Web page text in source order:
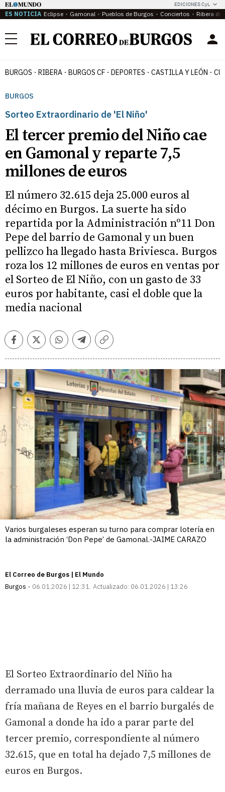
EDICIONES CyL
ES NOTICIA Eclipse Gamonal Pueblos de Burgos Conciertos Ribera del
Menú
BURGOS RIBERA BURGOS CF DEPORTES CASTILLA Y LEÓN
BURGOS
Sorteo Extraordinario de 'El Niño'
El tercer premio del Niño cae
en Gamonal y reparte 7,5
millones de euros
El número 32.615 deja 25.000 euros al
décimo en Burgos. La suerte ha sido
repartida por la Administración nº11 Don
Pepe del barrio de Gamonal y un buen
pellizco ha llegado hasta Briviesca. Burgos
roza los 12 millones de euros en ventas por
el Sorteo de El Niño, con un gasto de 33
euros por habitante, casi el doble que la
media nacional
FacebookTwitterWhatsappTelegramCopiar
Varios burgaleses esperan su turno para comprar lotería en
la administración ‘Don Pepe’ de Gamonal.-JAIME CARAZO
El Correo de Burgos | El Mundo
Burgos
06.01.2026 | 12:31 Actualizado: 06.01.2026 | 13:26
El Sorteo Extraordinario del Niño ha
derramado una lluvia de euros para caldear la
fría mañana de Reyes en el barrio burgalés de
Gamonal a donde ha ido a parar parte del
tercer premio, correspondiente al número
32.615, que en total ha dejado 7,5 millones de
euros en Burgos.